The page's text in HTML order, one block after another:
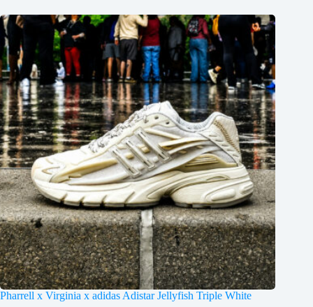
Pharrell x Virginia x adidas Adistar Jellyfish Triple White